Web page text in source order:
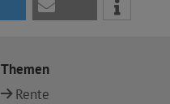
Themen
Rente